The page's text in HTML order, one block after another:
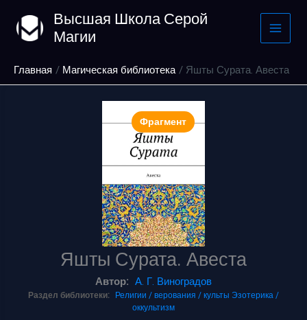
содержимому
Высшая Школа Серой
Магии
Главная Магическая библиотека Яшты Сурата. Авеста
Фрагмент
Яшты Сурата. Авеста
Автор: А. Г. Виноградов
Раздел библиотеки: Религии / верования / культы Эзотерика /
оккультизм